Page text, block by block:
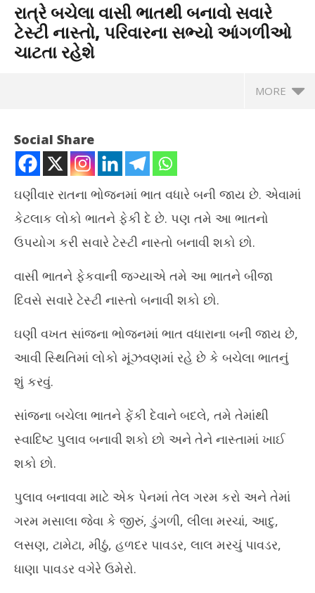
રાત્રે બચેલા વાસી ભાતથી બનાવો સવારે
ટેસ્ટી નાસ્તો, પરિવારના સભ્યો આંગળીઓ
ચાટતા રહેશે
MORE
NOW VIEWING
રાત્રે બચેલા વાસી ભાતથી બનાવો સવારે ટેસ્ટી નાસ્તો, પરિવારના સભ્યો
June
8,
Social Share
ઘણીવાર રાતના ભોજનમાં ભાત વધારે બની જાય છે. એવામાં
કેટલાક લોકો ભાતને ફેકી દે છે. પણ તમે આ ભાતનો
ઉપયોગ કરી સવારે ટેસ્ટી નાસ્તો બનાવી શકો છો.
વાસી ભાતને ફેકવાની જગ્યાએ તમે આ ભાતને બીજા
દિવસે સવારે ટેસ્ટી નાસ્તો બનાવી શકો છો.
ઘણી વખત સાંજના ભોજનમાં ભાત વધારાના બની જાય છે,
આવી સ્થિતિમાં લોકો મૂંઝવણમાં રહે છે કે બચેલા ભાતનું
શું કરવું.
સાંજના બચેલા ભાતને ફેંકી દેવાને બદલે, તમે તેમાંથી
સ્વાદિષ્ટ પુલાવ બનાવી શકો છો અને તેને નાસ્તામાં ખાઈ
શકો છો.
પુલાવ બનાવવા માટે એક પેનમાં તેલ ગરમ કરો અને તેમાં
ગરમ મસાલા જેવા કે જીરું, ડુંગળી, લીલા મરચાં, આદુ,
લસણ, ટામેટા, મીઠું, હળદર પાવડર, લાલ મરચું પાવડર,
ધાણા પાવડર વગેરે ઉમેરો.